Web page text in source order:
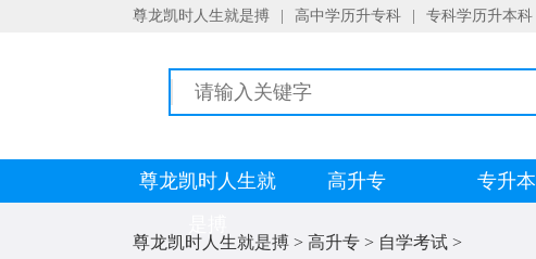
尊龙凯时人生就是搏 高中学历升专科 专科学历升本科
尊龙凯时人生就
高升专 专升本
尊龙凯时人生就是搏 > 高升专 > 自学考试 >